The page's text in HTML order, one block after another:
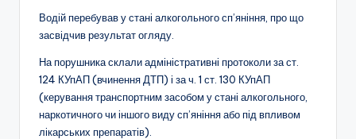
Водій перебував у стані алкогольного сп’яніння, про що
засвідчив результат огляду.
На порушника склали адміністративні протоколи за ст.
124 КУпАП (вчинення ДТП) і за ч. 1 ст. 130 КУпАП
(керування транспортним засобом у стані алкогольного,
наркотичного чи іншого виду сп’яніння або під впливом
лікарських препаратів).